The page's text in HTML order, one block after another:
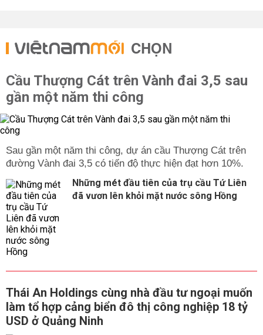
CHỌN
Cầu Thượng Cát trên Vành đai 3,5 sau
gần một năm thi công
Sau gần một năm thi công, dự án cầu Thượng Cát trên
đường Vành đai 3,5 có tiến độ thực hiện đạt hơn 10%.
Những mét đầu tiên của trụ cầu Tứ Liên
đã vươn lên khỏi mặt nước sông Hồng
Thái An Holdings cùng nhà đầu tư ngoại muốn
làm tổ hợp cảng biển đô thị công nghiệp 18 tỷ
USD ở Quảng Ninh